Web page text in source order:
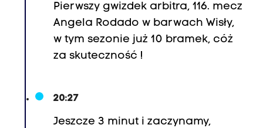
Pierwszy gwizdek arbitra, 116. mecz
Angela Rodado w barwach Wisły,
w tym sezonie już 10 bramek, cóż
za skuteczność !
20:27
Jeszcze 3 minut i zaczynamy,